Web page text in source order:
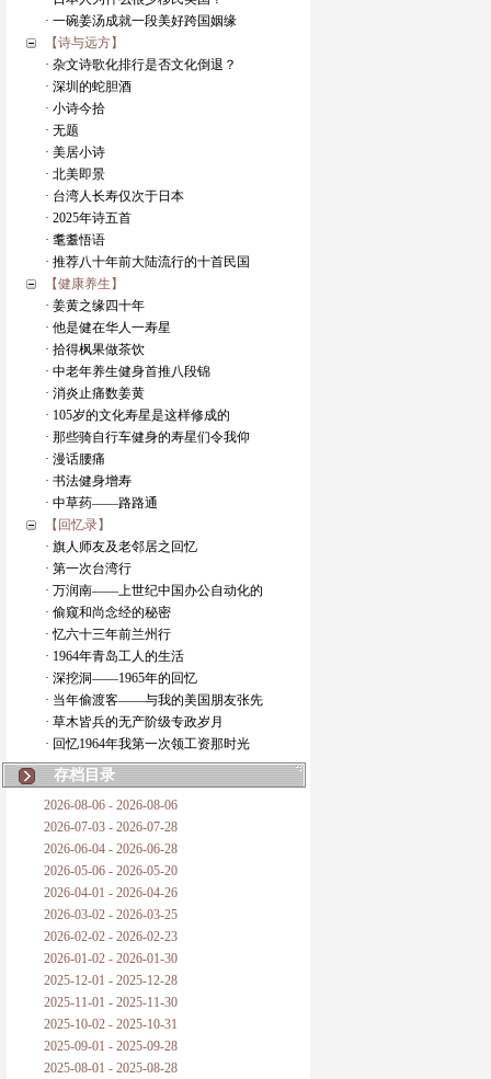
· 一碗姜汤成就一段美好跨国姻缘
【诗与远方】
· 杂文诗歌化排行是否文化倒退？
· 深圳的蛇胆酒
· 小诗今拾
· 无题
· 美居小诗
· 北美即景
· 台湾人长寿仅次于日本
· 2025年诗五首
· 耄耋悟语
· 推荐八十年前大陆流行的十首民国
【健康养生】
· 姜黄之缘四十年
· 他是健在华人一寿星
· 拾得枫果做茶饮
· 中老年养生健身首推八段锦
· 消炎止痛数姜黄
· 105岁的文化寿星是这样修成的
· 那些骑自行车健身的寿星们令我仰
· 漫话腰痛
· 书法健身增寿
· 中草药——路路通
【回忆录】
· 旗人师友及老邻居之回忆
· 第一次台湾行
· 万润南——上世纪中国办公自动化的
· 偷窥和尚念经的秘密
· 忆六十三年前兰州行
· 1964年青岛工人的生活
· 深挖洞——1965年的回忆
· 当年偷渡客——与我的美国朋友张先
· 草木皆兵的无产阶级专政岁月
· 回忆1964年我第一次领工资那时光
存档目录
2026-08-06 - 2026-08-06
2026-07-03 - 2026-07-28
2026-06-04 - 2026-06-28
2026-05-06 - 2026-05-20
2026-04-01 - 2026-04-26
2026-03-02 - 2026-03-25
2026-02-02 - 2026-02-23
2026-01-02 - 2026-01-30
2025-12-01 - 2025-12-28
2025-11-01 - 2025-11-30
2025-10-02 - 2025-10-31
2025-09-01 - 2025-09-28
2025-08-01 - 2025-08-28